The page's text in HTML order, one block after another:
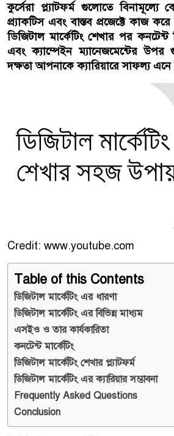
কুর্সেরা প্ল্যাটফর্ম গুলোতে বিনামূল্যে
প্র্যাকটিস এবং বাস্তব প্রজেক্টে কাজ
ডিজিটাল মার্কেটিং শেখার পর কনটেন্ট
এবং ক্যাম্পেইন ম্যানেজমেন্টের
দক্ষতা আপনাকে ক্যারিয়ারে সাফল্য এনে
Credit: www.youtube.com
Table of this Contents
ডিজিটাল মার্কেটিং এর ধারণা
ডিজিটাল মার্কেটিং এর বিভিন্ন মাধ্যম
এসইও ও তার কার্যকারিতা
কনটেন্ট মার্কেটিং
ডিজিটাল মার্কেটিং শেখার প্ল্যাটফর্ম
ডিজিটাল মার্কেটিং এর ক্যারিয়ার সম্ভাবনা
Frequently Asked Questions
Conclusion